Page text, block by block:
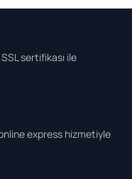
sertifikası ile
express hizmetiyle